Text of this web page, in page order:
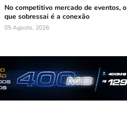
No competitivo mercado de eventos, o
que sobressai é a conexão
05 Agosto, 2026